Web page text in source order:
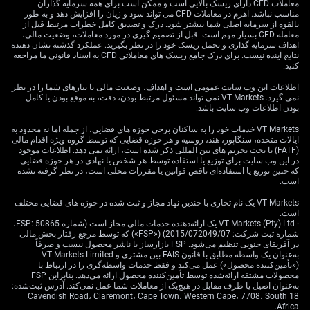
می‌رسد که در مورد قرارگیری طولانی تردید دارند، و مناطق
فروش فنی همچنان فعال هستند. شاخص‌های حرکت همچنان به
سمت پایین متمایل‌اند و فروشندگان به هر جهش کوچکی فشار
می‌آورند که سطوح حمایتی درون‌روزی را شکننده نگه می‌دارد.
در حالی که این جفت در نزدیکی 0.6366 موقتا جای خود را پیدا
کرده، این سطوح به‌سختی به عنوان سطوح پایدار دیده می‌شوند.
بلکه به عنوان نقاط اصطکاک‌ کوچک قبل از فشارهای بیشتر در
سطوح پایین‌تر عمل می‌کنند. برای موقعیت‌های معاملاتی،
منحنی گزینه‌ها شروع به نشان دادن انحراف کوچک به سمت
کریدور 0.63–0.6350. نوسانات نقطه‌ای محدود باقی مانده‌اند،
هرچند در پایان ماه اقدام گاما افزایش می‌یابد، که نشان می‌دهد
هر شکست تورمی از ایالات متحده یا چاپ داده‌ای ضعیف‌تر از
آنچه انتظار می‌رفت از چین می‌تواند بازار را به سرعت دچار
عدم وجود تعهد راهبردی بالای سطوح مقاومتی مانند 0.6387 یا
سمت قرارگیری طولانی احساس راحتی نمی‌کنند و بازده هنوز
به شدت علیه AUD قرار دارد. در عمل، معاملاتی که زمانی بر
اساس حساسیت کالاهای AUD ساخته می‌شدند اکنون به سمت
تفاوت‌های نرخ بهره و دوره‌های رویداد کلان بازتنظیم شده‌اند.
کاهش بازده، موقعیت‌های طولانی AUD را کمتر جذاب می‌کند،
به‌خصوص که ریسک-پاداش به سمت ضررهای بیشتر اگر
معاملات CFD دارای ریسک بالایی است و ممکن است برای همه سرمایه گذاران
مناسب نباشد. اهرم در معاملات CFD می تواند سود و زیان را افزایش دهد و به طور
بالقوه از سرمایه اصلی شما بیشتر شود. درک و تصدیق کامل خطرات مرتبط قبل از
معامله CFD بسیار مهم است. قبل از تصمیم گیری در مورد معاملات، وضعیت مالی،
اهداف سرمایه گذاری و تحمل ریسک خود را در نظر بگیرید. عملکرد گذشته نشان دهنده
نتایج آینده نیست. برای درک جامع ریسک های معاملاتی CFD به اسناد قانونی ما مراجعه
کنید.
اطلاعات این وب سایت عمومی است و اهداف، وضعیت مالی یا نیازهای شما را در نظر
نمی گیرد. VT Markets نمی تواند مسئول مرتبط بودن، دقت، به موقع بودن یا کامل
بودن اطلاعات وب سایت باشد.
VT Markets خدمات خود را به ساکنان برخی حوزه های قضایی، از جمله اما نه محدود به
ایالات متحده، سنگاپور، هند، روسیه و هر حوزه قضایی که توسط گروه ویژه اقدام مالی
(FATF) یا تحت تحریم های بین المللی ذکر شده است، ارائه نمی دهد. اطلاعات موجود
در این وب سایت برای توزیع یا استفاده توسط هر شخص یا نهادی در هر حوزه قضایی
که چنین توزیع یا استفاده‌ای ناقض قوانین یا مقررات محلی است، در نظر گرفته نشده
است.
VT Markets یک نام تجاری با چندین نهاد مجاز و ثبت شده در حوزه های قضایی مختلف
است.
· VT Markets (Pty) Ltd یک ارائه‌دهنده خدمات مالی مجاز است (شماره FSP: 50865،
شماره ثبت شرکت: 2015/072049/07) («FSP») که توسط مرجع رفتار بخش مالی
در آفریقای جنوبی تنظیم می‌شود. FSP بازارساز یا ناشر محصول نیست و صرفاً
به‌عنوان یک واسطه مطابق با قانون FAIS بین مشتری و VT Markets Limited
(«تأمین‌کننده محصول») عمل می‌کند و فقط خدمات واسطه‌گری را در ارتباط با
محصولات مشتقه ارائه‌شده توسط تأمین‌کننده محصول ارائه می‌دهد. بنابراین FSP
به‌عنوان اصیل یا طرف مقابل در هیچ‌یک از معاملات شما عمل نمی‌کند. آدرس ثبت‌شده:
18 Cavendish Road، Claremont، Cape Town، Western Cape، 7708، South
Africa.